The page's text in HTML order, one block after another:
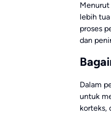
Menurut
lebih
proses
dan
Dalam
untuk
korteks,